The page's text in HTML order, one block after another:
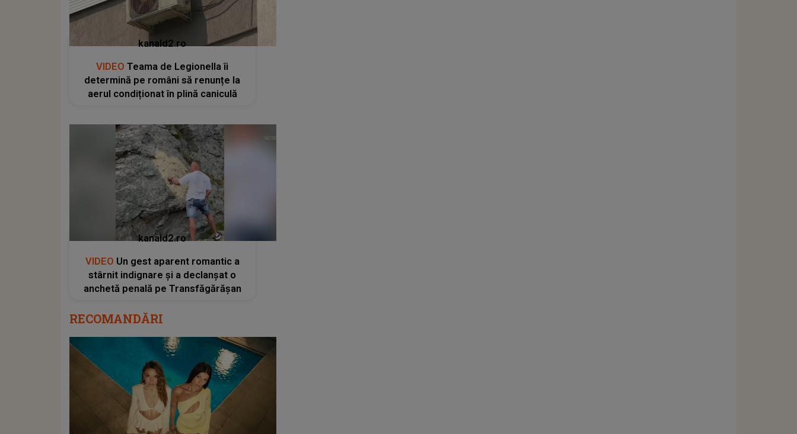
kanald2.ro
VIDEO Teama de Legionella îi
determină pe români să renunțe la
aerul condiționat în plină caniculă
kanald2.ro
VIDEO Un gest aparent romantic a
stârnit indignare și a declanșat o
anchetă penală pe Transfăgărășan
RECOMANDĂRI